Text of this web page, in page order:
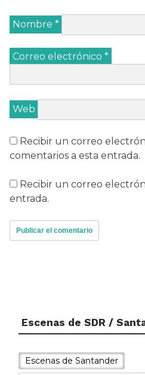
Nombre *
Correo electrónico *
Web
Recibir un correo
comentarios a esta entrada.
Recibir un correo
entrada.
Escenas de SDR /
Escenas de Santander